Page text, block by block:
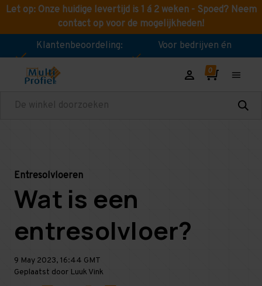
Let op: Onze huidige levertijd is 1 á 2 weken - Spoed? Neem
contact op voor de mogelijkheden!
Klantenbeoordeling:
Voor bedrijven én
consumenten!
Zoeken
Entresolvloeren
Wat is een
entresolvloer?
9 May 2023, 16:44 GMT
Geplaatst door Luuk Vink